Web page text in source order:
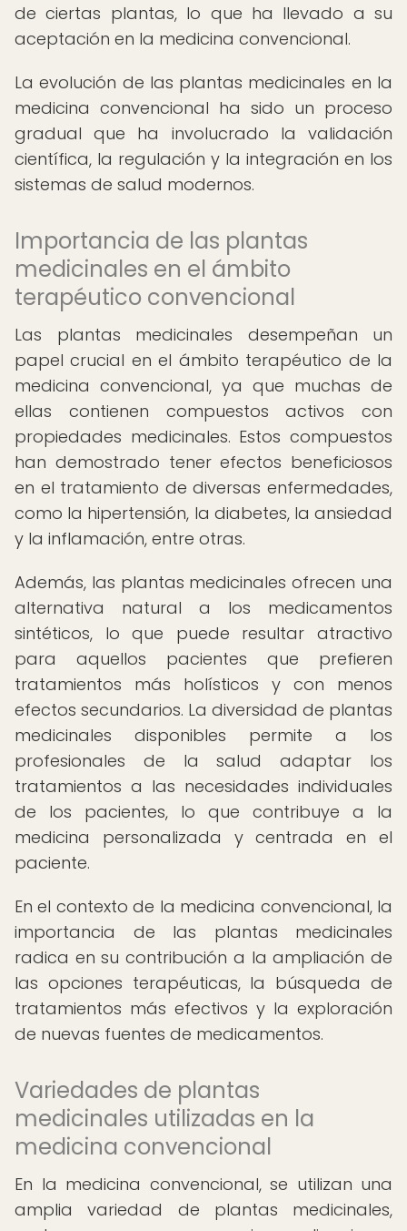
de ciertas plantas, lo que ha llevado a su
aceptación en la medicina convencional.
La evolución de las plantas medicinales en la
medicina convencional ha sido un proceso
gradual que ha involucrado la validación
científica, la regulación y la integración en los
sistemas de salud modernos.
Importancia de las plantas
medicinales en el ámbito
terapéutico convencional
Las plantas medicinales desempeñan un
papel crucial en el ámbito terapéutico de la
medicina convencional, ya que muchas de
ellas contienen compuestos activos con
propiedades medicinales. Estos compuestos
han demostrado tener efectos beneficiosos
en el tratamiento de diversas enfermedades,
como la hipertensión, la diabetes, la ansiedad
y la inflamación, entre otras.
Además, las plantas medicinales ofrecen una
alternativa natural a los medicamentos
sintéticos, lo que puede resultar atractivo
para aquellos pacientes que prefieren
tratamientos más holísticos y con menos
efectos secundarios. La diversidad de plantas
medicinales disponibles permite a los
profesionales de la salud adaptar los
tratamientos a las necesidades individuales
de los pacientes, lo que contribuye a la
medicina personalizada y centrada en el
paciente.
En el contexto de la medicina convencional, la
importancia de las plantas medicinales
radica en su contribución a la ampliación de
las opciones terapéuticas, la búsqueda de
tratamientos más efectivos y la exploración
de nuevas fuentes de medicamentos.
Variedades de plantas
medicinales utilizadas en la
medicina convencional
En la medicina convencional, se utilizan una
amplia variedad de plantas medicinales,